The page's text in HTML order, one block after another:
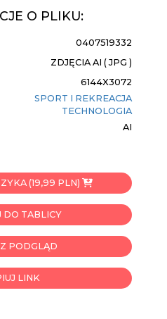
O PLIKU:
0407519332
ZDJĘCIA AI ( JPG )
6144X3072
SPORT I REKREACJA
TECHNOLOGIA
AI
(19,99 PLN)
DO TABLICY
PODGLĄD
LINK